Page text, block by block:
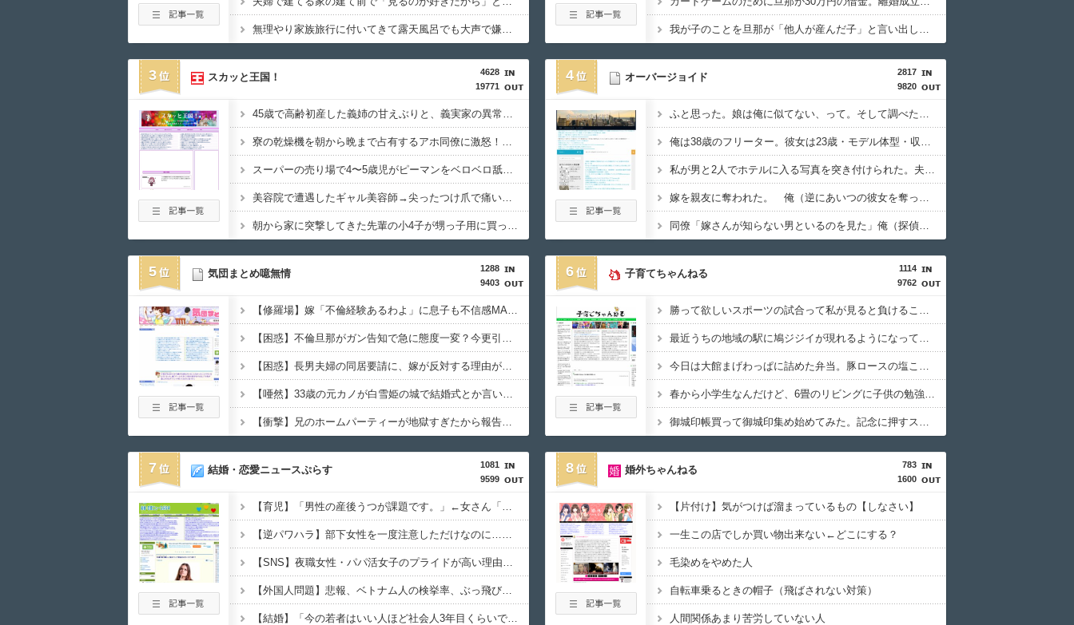
無理やり家族旅行に付いてきて露天風呂でも大声で嫌味を言う姑。爆発寸前の私が他の客の前で「一世一代の勇気」を振り絞り決行した前代未聞の返り討ちがこちら←身体を張った捨て身の反撃すぎる 我が子のことを旦那が「他人が産んだ子」と言い出した。その理由がとんでもない。
3
4628
19771
スカッと王国！
45歳で高齢初産した義姉の甘えぶりと、義実家の異常な過保護にドン引き！年間半年近く実家に帰省して家事を高齢親に丸投げし、新幹線の移動すら義兄に送迎させていた・・・
寮の乾燥機を朝から晩まで占有するアホ同僚に激怒！カゴも置かずに放置し、出し入れ用に提供したゴミ袋すら返さない…上司に相談しても「困ってるのはお前だけだから我慢しろ」←はぁ？！
スーパーの売り場で4〜5歳児がピーマンをベロベロ舐めてた→母親は注意するどころかこちらをキッと睨みつけ、舐めた商品をそのまま棚へ放置…あんなの初めて見た・・・
美容院で遭遇したギャル美容師→尖ったつけ爪で痛いシャンプーをされ、仕事の愚痴には「月8日休み！？贅沢〜！」と連連呼…プロ意識ゼロの身だしなみと、客に嫉妬してマウントを取ってくるのが不快すぎ・・・
朝から家に突撃してきた先輩の小4子が甥っ子用に買ったSwitchに執着して部屋で大暴れ！コップ割ってジュース撒き散らしてんのに「お願いしたら貰えるかもｗ」とヘラヘラ笑って片付けもしない…先輩にブチ切れそう
4
2817
9820
オーバージョイド
ふと思った。娘は俺に似てない、って。そして調べた結果は… このまま養い続けることが俺の償いなのか？ → しかし過去の真実は……..
俺は38歳のフリーター。彼女は23歳・モデル体型・収入は俺の倍。 彼女「（俺）と結婚したい」俺（こいつ正気か……！？）
私が男と2人でホテルに入る写真を突き付けられた。夫「ウワキだな。離婚だ」私「友達の旦那さんだよ！」しかし捏造日記の提出と共に離婚調停に… → 数年後、とんでもない真相を知る……..
嫁を親友に奪われた。 俺（逆にあいつの彼女を奪ってやったら、あいつはどんな顔をするだろう…？） → 真相と結末は想定外すぎた………
同僚「嫁さんが知らない男といるのを見た」俺（探偵に依頼するか…） → 探偵「今すぐ〇〇ホテルに来てください！」俺「！？」 そして卑劣な罠が発覚。俺「……許さん！」
5
1288
9403
気団まとめ噫無情
【修羅場】嫁「不倫経験あるわよ」に息子も不信感MAX！俺「娘の慰謝料は払わん！」結果、家庭崩壊の危機ｗｗｗｗ
【困惑】不倫旦那がガン告知で急に態度一変？今更引き止められてもｗｗｗｗ
【困惑】長男夫婦の同居要請に、嫁が反対する理由がコレｗｗｗｗ
【唖然】33歳の元カノが白雪姫の城で結婚式とか言い出した結果ｗｗｗｗ
【衝撃】兄のホームパーティーが地獄すぎたから報告するｗｗｗｗ
6
1114
9762
子育てちゃんねる
勝って欲しいスポーツの試合って私が見ると負けることがすごく多い気がしてる
最近うちの地域の駅に鳩ジジイが現れるようになって嫌になるわ
今日は大館まげわっぱに詰めた弁当。豚ロースの塩こうじ＆ガーリック焼き
春から小学生なんだけど、6畳のリビングに子供の勉強机置くのって無理だよね
御城印帳買って御城印集め始めてみた。記念に押すスタンプのようなものね
7
1081
9599
結婚・恋愛ニュースぷらす
【育児】「男性の産後うつが課題です。」←女さん「は？」
【逆パワハラ】部下女性を一度注意しただけなのに…逆パワハラで27年勤めた会社を去った男性の壮絶な1年
【SNS】夜職女性・パパ活女子のプライドが高い理由って何？
【外国人問題】悲報、ベトナム人の検挙率、ぶっ飛びまくりだった…
【結婚】「今の若者はいい人ほど社会人3年目くらいで大学の恋人とかと結婚し、恋愛市場には一切出てこない」という投稿に共感の声
8
783
1600
婚外ちゃんねる
【片付け】気がつけば溜まっているもの【しなさい】
一生この店でしか買い物出来ない←どこにする？
毛染めをやめた人
自転車乗るときの帽子（飛ばされない対策）
人間関係あまり苦労していない人